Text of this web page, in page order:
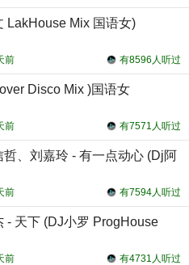
LakHouse Mix 国语女)
有8596人听过
前
Disco Mix )国语女
有7571人听过
前
哲、刘嘉玲 - 有一点动心 (Dj阿
有7594人听过
前
- 天下 (DJ小罗 ProgHouse
有4731人听过
前